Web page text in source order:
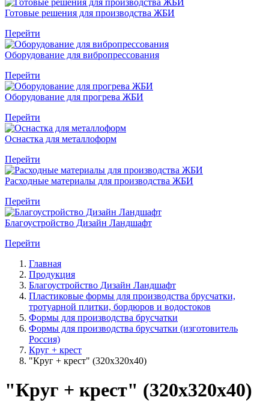
Готовые решения для производства ЖБИ
Перейти
Оборудование для вибропрессования
Перейти
Оборудование для прогрева ЖБИ
Перейти
Оснастка для металлоформ
Перейти
Расходные материалы для производства ЖБИ
Перейти
Благоустройство Дизайн Ландшафт
Перейти
Главная
Продукция
Благоустройство Дизайн Ландшафт
Пластиковые формы для производства брусчатки,
тротуарной плитки, бордюров и водостоков
Формы для производства брусчатки
Формы для производства брусчатки (изготовитель
Россия)
Круг + крест
"Круг + крест" (320х320х40)
"Круг + крест" (320х320х40)